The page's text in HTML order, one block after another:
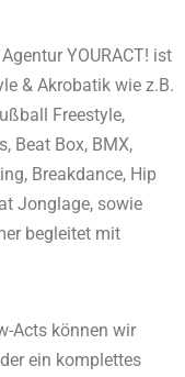
YOURACT! ist
& Akrobatik wie z.B.
Freestyle,
Beat Box, BMX,
Breakdance, Hip
Jonglage, sowie
begleitet mit
Acts können wir
ein komplettes